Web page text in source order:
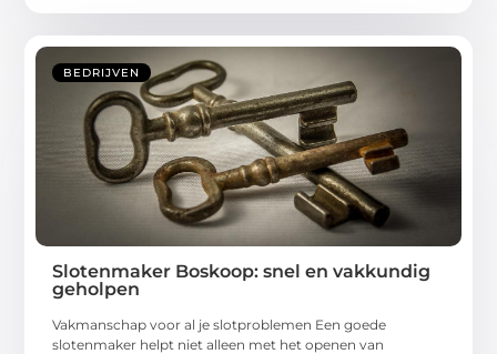
BEDRIJVEN
Slotenmaker Boskoop: snel en vakkundig
geholpen
Vakmanschap voor al je slotproblemen Een goede
slotenmaker helpt niet alleen met het openen van